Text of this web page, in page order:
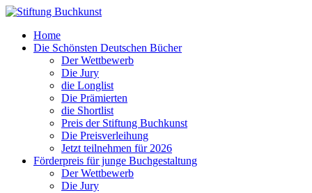
Home
Die Schönsten Deutschen Bücher
Der Wettbewerb
Die Jury
die Longlist
Die Prämierten
die Shortlist
Preis der Stiftung Buchkunst
Die Preisverleihung
Jetzt teilnehmen für 2026
Förderpreis für junge Buchgestaltung
Der Wettbewerb
Die Jury